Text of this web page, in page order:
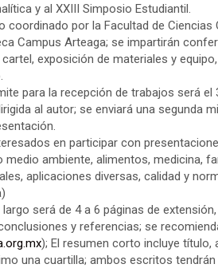
y al XXIII Simposio Estudiantil.
coordinado por la Facultad de
Campus Arteaga; se impartirán
exposición de materiales y
para la recepción de trabajos será
al autor; se enviará una segunda
en participar con
ambiente, alimentos, medicina,
aplicaciones diversas, calidad y
largo será de 4 a 6 páginas de
y referencias; se
); El resumen corto incluye
una cuartilla; ambos escritos